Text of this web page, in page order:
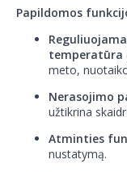
Papildomos
temperatūra
meto,
Nerasojimo
užtikrina
Atminties
nustatymą.